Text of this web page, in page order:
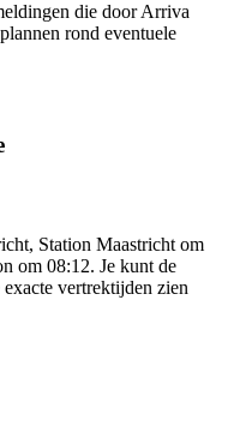
die door Arriva
rond eventuele
Station Maastricht om
om 08:12. Je kunt de
vertrektijden zien